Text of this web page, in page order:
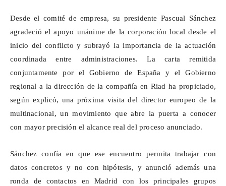
Desde el comité de empresa, su presidente Pascual Sánchez
agradeció el apoyo unánime de la corporación local desde el
inicio del conflicto y subrayó la importancia de la actuación
coordinada entre administraciones. La carta remitida
conjuntamente por el Gobierno de España y el Gobierno
regional a la dirección de la compañía en Riad ha propiciado,
según explicó, una próxima visita del director europeo de la
multinacional, un movimiento que abre la puerta a conocer
con mayor precisión el alcance real del proceso anunciado.
Sánchez confía en que ese encuentro permita trabajar con
datos concretos y no con hipótesis, y anunció además una
ronda de contactos en Madrid con los principales grupos